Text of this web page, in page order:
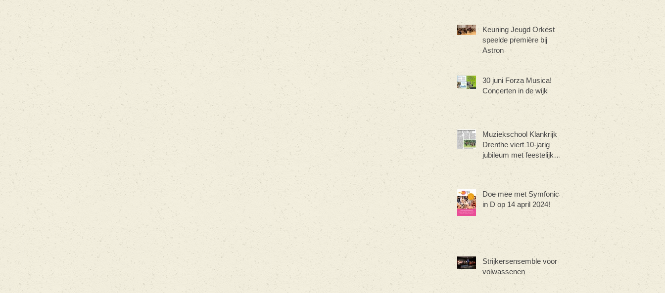
Keuning Jeugd Orkest
speelde première bij
Astron
30 juni Forza Musica!
Concerten in de wijk
Muziekschool Klankrijk
Drenthe viert 10-jarig
jubileum met feestelijk
concert
Doe mee met Symfonica
in D op 14 april 2024!
Strijkersensemble voor
volwassenen